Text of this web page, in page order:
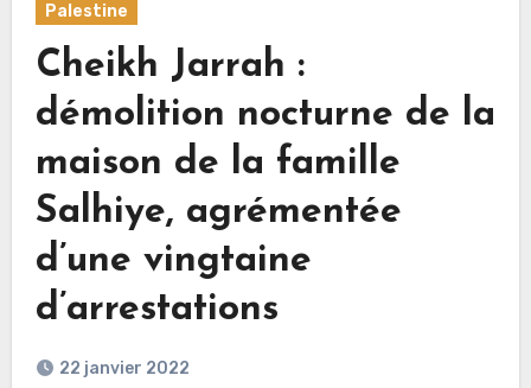
Palestine
Cheikh Jarrah :
démolition nocturne de la
maison de la famille
Salhiye, agrémentée
d’une vingtaine
d’arrestations
22 janvier 2022